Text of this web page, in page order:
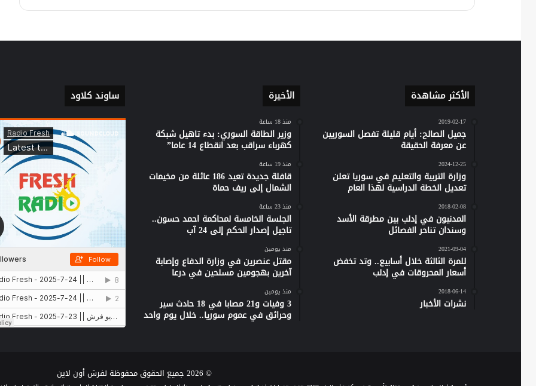
الأكثر مشاهدة
2019-02-17
جميل الصالح: أيام قليلة تفصل السوريين
عن معرفة الحقيقة
2024-12-25
وزارة التربية والتعليم في سوريا تعلن
تعديل الخطة الدراسية لهذا العام
2018-02-08
المدنيون في إدلب بين مطرقة الأسد
وسندان تناحر الفصائل
2021-09-04
للمرة الثالثة خلال أسابيع.. وتد تخفض
أسعار المحروقات في إدلب
2018-06-14
نشرات الأخبار
الأخيرة
منذ 18 ساعة
وزير الطاقة السوري: بدء تاهيل شبكة
كهرباء سراقب بعد انقطاع 14 عاما”
منذ 19 ساعة
قافلة جديدة تعيد 186 عائلة من مخيمات
الشمال إلى ريف حماة
منذ 23 ساعة
الجلسة الخامسة لمحاكمة احمد حسون..
تاجيل إصدار الحكم إلى 24 آب
منذ يومين
مقتل عنصرين في وزارة الدفاع وإصابة
آخرين بهجومين مسلحين في درعا
منذ يومين
3 وفيات و21 مصابا في 18 حادث سير
وحرائق في عموم سوريا.. خلال يوم واحد
ساوند كلاود
© 2026 جميع الحقوق محفوظة لفرش أون لاين